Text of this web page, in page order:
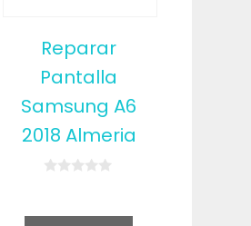
Reparar
Pantalla
Samsung A6
2018 Almeria